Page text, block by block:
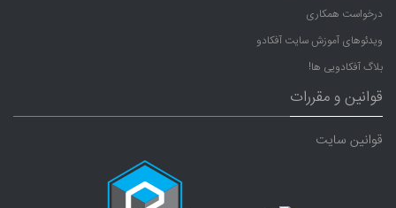
درخواست همکاری
ویدئوهای آموزش سایت آفکادو
بلاگ آفکادویی ها!
قوانین و مقررات
قوانین سایت